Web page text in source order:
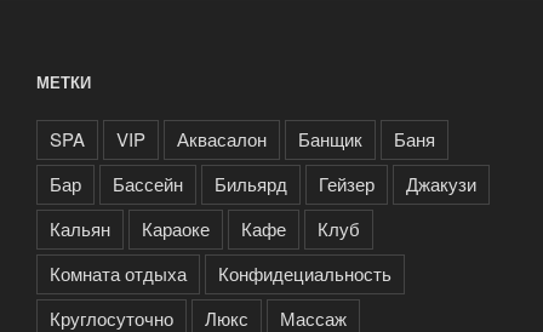
МЕТКИ
SPA VIP Аквасалон Банщик
Баня
Бар
Бассейн Бильярд Гейзер
Джакузи
Кальян
Караоке Кафе
Клуб
Комната отдыха
Конфидециальность
Круглосуточно
Люкс
Массаж